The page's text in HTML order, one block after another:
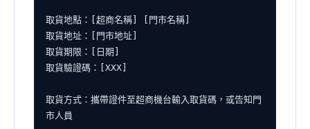
取貨地點：[超商名稱] [門市名稱]
取貨地址：[門市地址]
取貨期限：[日期]
取貨驗證碼：[XXX]
取貨方式：攜帶證件至超商機台輸入取貨碼，或告知門
市人員